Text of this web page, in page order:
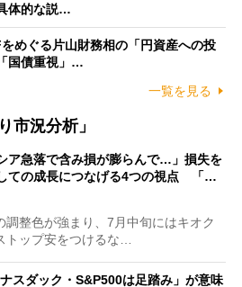
体的な説…
をめぐる片山財務相の「円資産への投
国債重視」…
一覧を見る
市況分析」
ア急落で含み損が膨らんで…」損失を
ての成長につなげる4つの視点 「…
整色が強まり、7月中旬にはキオク
トップ安をつけるな…
スダック・S&P500は足踏み」が意味